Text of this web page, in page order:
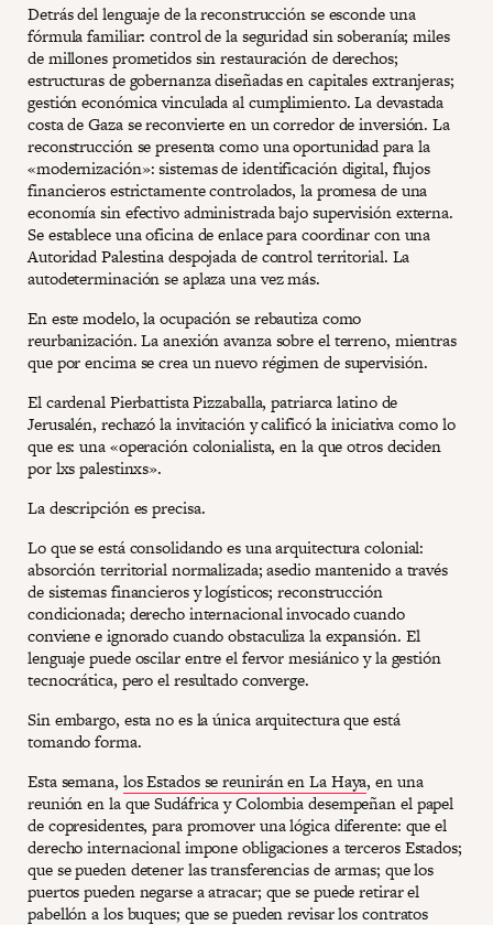
Detrás del lenguaje de la reconstrucción se esconde una
fórmula familiar: control de la seguridad sin soberanía; miles
de millones prometidos sin restauración de derechos;
estructuras de gobernanza diseñadas en capitales extranjeras;
gestión económica vinculada al cumplimiento. La devastada
costa de Gaza se reconvierte en un corredor de inversión. La
reconstrucción se presenta como una oportunidad para la
«modernización»: sistemas de identificación digital, flujos
financieros estrictamente controlados, la promesa de una
economía sin efectivo administrada bajo supervisión externa.
Se establece una oficina de enlace para coordinar con una
Autoridad Palestina despojada de control territorial. La
autodeterminación se aplaza una vez más.
En este modelo, la ocupación se rebautiza como
reurbanización. La anexión avanza sobre el terreno, mientras
que por encima se crea un nuevo régimen de supervisión.
El cardenal Pierbattista Pizzaballa, patriarca latino de
Jerusalén, rechazó la invitación y calificó la iniciativa como lo
que es: una «operación colonialista, en la que otros deciden
por lxs palestinxs».
La descripción es precisa.
Lo que se está consolidando es una arquitectura colonial:
absorción territorial normalizada; asedio mantenido a través
de sistemas financieros y logísticos; reconstrucción
condicionada; derecho internacional invocado cuando
conviene e ignorado cuando obstaculiza la expansión. El
lenguaje puede oscilar entre el fervor mesiánico y la gestión
tecnocrática, pero el resultado converge.
Sin embargo, esta no es la única arquitectura que está
tomando forma.
Esta semana, los Estados se reunirán en La Haya, en una
reunión en la que Sudáfrica y Colombia desempeñan el papel
de copresidentes, para promover una lógica diferente: que el
derecho internacional impone obligaciones a terceros Estados;
que se pueden detener las transferencias de armas; que los
puertos pueden negarse a atracar; que se puede retirar el
pabellón a los buques; que se pueden revisar los contratos